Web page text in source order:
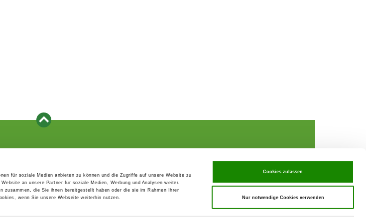
für soziale Medien anbieten zu können und die Zugriffe auf unsere Website zu
an unsere Partner für soziale Medien, Werbung und Analysen weiter.
die Sie ihnen bereitgestellt haben oder die sie im Rahmen Ihrer
wenn Sie unsere Webseite weiterhin nutzen.
Cookies zulassen
Nur notwendige Cookies verwenden
regional events VDH/FCI
calender
Paymentsystem
Forms, information brochures,
directories